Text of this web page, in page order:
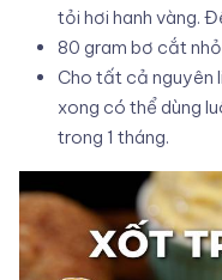
tỏi hơi hanh vàng.
80 gram bơ cắt
Cho tất cả nguyên
xong có thể dùng
trong 1 tháng.